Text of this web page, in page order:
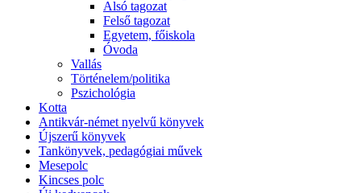
Alsó tagozat
Felső tagozat
Egyetem, főiskola
Óvoda
Vallás
Történelem/politika
Pszichológia
Kotta
Antikvár-német nyelvű könyvek
Újszerű könyvek
Tankönyvek, pedagógiai művek
Mesepolc
Kincses polc